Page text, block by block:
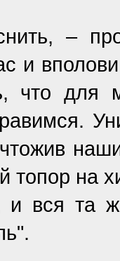
–
и
что для
топор на
и вся та